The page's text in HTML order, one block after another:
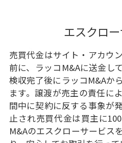
エスクロ
売買代金はサイト・アカウ
前に、ラッコM&Aに送金し
検収完了後にラッコM&Aか
ます。譲渡が売主の責任に
間中に契約に反する事象が
止され売買代金は買主に
M&Aのエスクローサービス